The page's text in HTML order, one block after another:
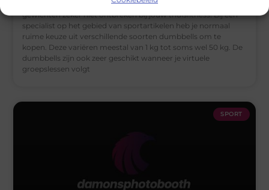
thuis te trainen? Dan mag een set met dumbbells of
gewichten zeker niet ontbreken bij jouw thuisfitness! Bij een
specialist op het gebied van sportartikelen heb je normaal
ruime keuze uit verschillende soorten dumbbells om te
kopen. Deze variëren meestal van 1 kg tot soms wel 50 kg. De
dumbbells zijn ook zeer geschikt wanneer je virtuele
groepslessen volgt
SPORT